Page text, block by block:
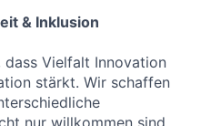
& Inklusion
dass Vielfalt Innovation
stärkt. Wir schaffen
nur willkommen sind,